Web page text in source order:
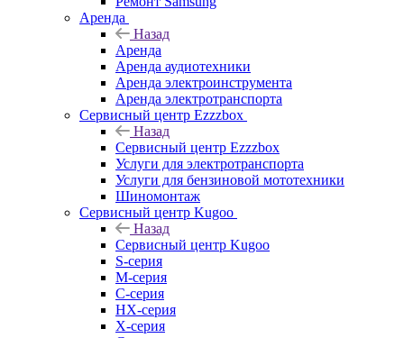
Аренда
Назад
Аренда
Аренда аудиотехники
Аренда электроинструмента
Аренда электротранспорта
Сервисный центр Ezzzbox
Назад
Сервисный центр Ezzzbox
Услуги для электротранспорта
Услуги для бензиновой мототехники
Шиномонтаж
Сервисный центр Kugoo
Назад
Сервисный центр Kugoo
S-cерия
M-серия
С-серия
HX-серия
X-серия